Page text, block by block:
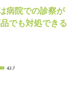
病院での診察が
でも対処できる